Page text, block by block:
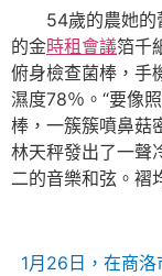
54歲的農她的
的金時租會議箔千
俯身檢查菌棒，手
濕度78％。“要像
棒，一簇簇噴鼻菇
林天秤發出了一聲
二的音樂和弦。褶
1月26日，在商